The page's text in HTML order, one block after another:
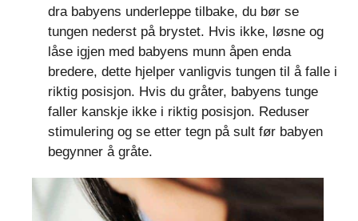
dra babyens underleppe tilbake, du bør se
tungen nederst på brystet. Hvis ikke, løsne og
låse igjen med babyens munn åpen enda
bredere, dette hjelper vanligvis tungen til å falle i
riktig posisjon. Hvis du gråter, babyens tunge
faller kanskje ikke i riktig posisjon. Reduser
stimulering og se etter tegn på sult før babyen
begynner å gråte.